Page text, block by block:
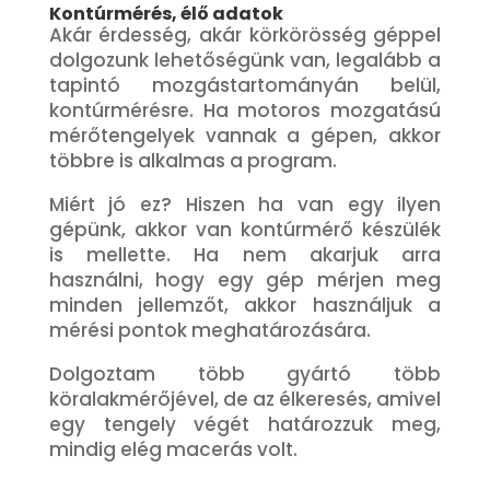
Kontúrmérés, élő adatok
Akár érdesség, akár körkörösség géppel
dolgozunk lehetőségünk van, legalább a
tapintó mozgástartományán belül,
kontúrmérésre. Ha motoros mozgatású
mérőtengelyek vannak a gépen, akkor
többre is alkalmas a program.
Miért jó ez? Hiszen ha van egy ilyen
gépünk, akkor van kontúrmérő készülék
is mellette. Ha nem akarjuk arra
használni, hogy egy gép mérjen meg
minden jellemzőt, akkor használjuk a
mérési pontok meghatározására.
Dolgoztam több gyártó több
köralakmérőjével, de az élkeresés, amivel
egy tengely végét határozzuk meg,
mindig elég macerás volt.